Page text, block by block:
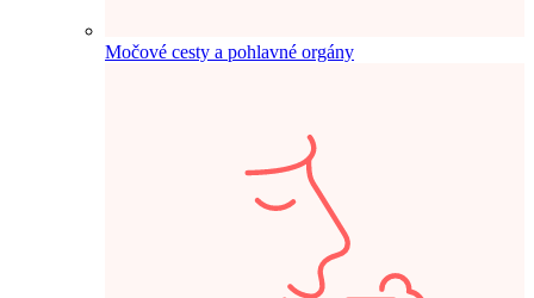
Močové cesty a pohlavné orgány